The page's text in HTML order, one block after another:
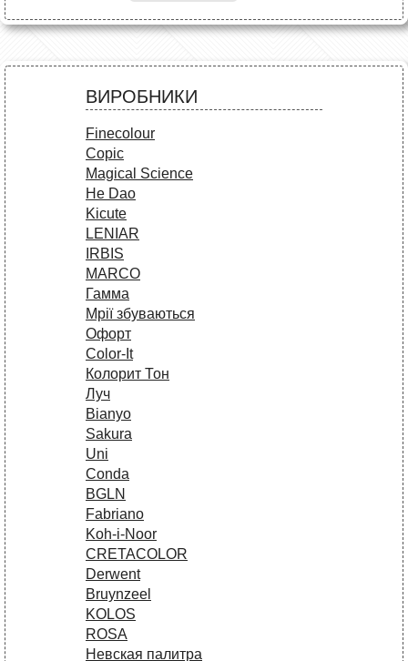
ВИРОБНИКИ
Finecolour
Copic
Magical Science
He Dao
Kicute
LENIAR
IRBIS
MARCO
Гамма
Мрії збуваються
Офорт
Сolor-It
Колорит Тон
Луч
Bianyo
Sakura
Uni
Conda
BGLN
Fabriano
Koh-i-Noor
CRETACOLOR
Derwent
Bruynzeel
KOLOS
ROSA
Невская палитра